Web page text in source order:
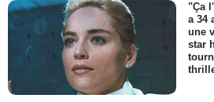
"Ça
a 34
une
star